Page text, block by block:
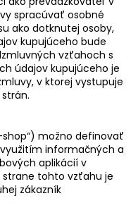
spracúvať osobné
ako dotknutej osoby,
kupujúceho bude
vzťahoch s
údajov kupujúceho je
v ktorej vystupuje
možno definovať
informačných a
aplikácií v
tohto vzťahu je
zákazník